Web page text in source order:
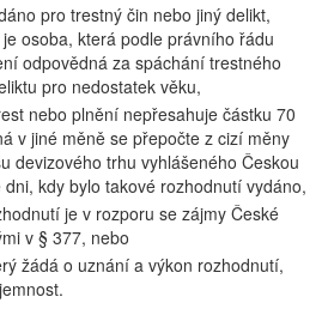
pro trestný čin nebo jiný delikt,
osoba, která podle právního řádu
odpovědná za spáchání trestného
pro nedostatek věku,
nebo plnění nepřesahuje částku 70
v jiné měně se přepočte z cizí měny
devizového trhu vyhlášeného Českou
kdy bylo takové rozhodnutí vydáno,
je v rozporu se zájmy České
v § 377, nebo
žádá o uznání a výkon rozhodnutí,